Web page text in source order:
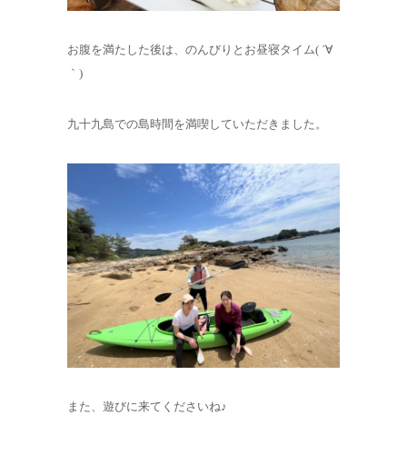
お腹を満たした後は、のんびりとお昼寝タイム( ´∀
｀)
九十九島での島時間を満喫していただきました。
また、遊びに来てくださいね♪